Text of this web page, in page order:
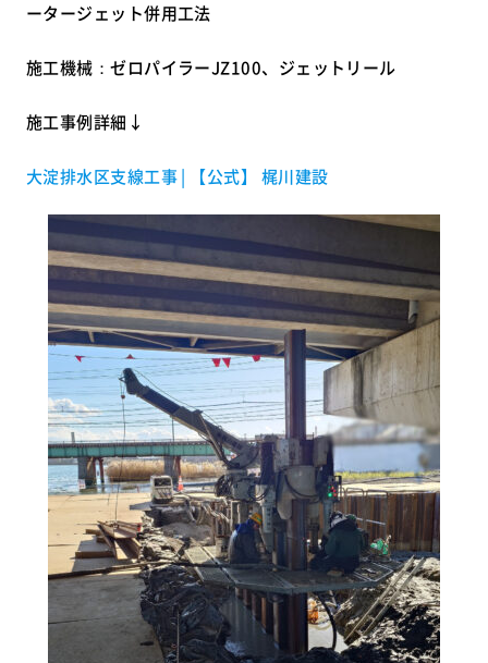
ータージェット併用工法
施工機械：ゼロパイラーJZ100、ジェットリール
施工事例詳細↓
大淀排水区支線工事 | 【公式】 梶川建設